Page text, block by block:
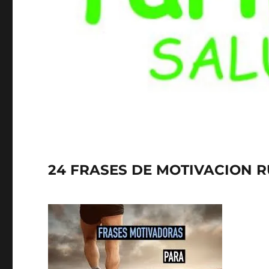
24 FRASES DE MOTIVACION